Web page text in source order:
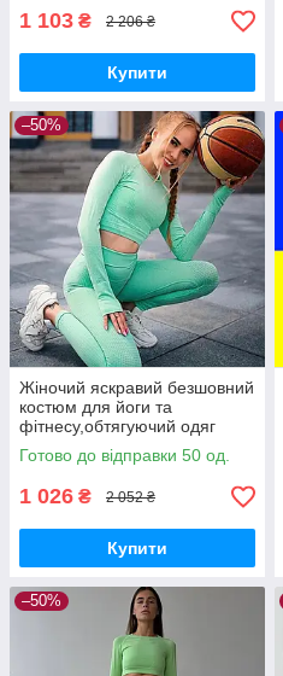
1 103 ₴ 2 206 ₴
Купити
–50%
Жіночий яскравий безшовний
костюм для йоги та
фітнесу,обтягуючий одяг
рашгард та лосини
Готово до відправки 50 од.
1 026 ₴ 2 052 ₴
Купити
–50%